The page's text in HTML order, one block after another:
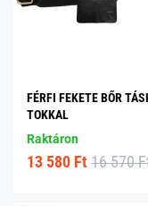
FÉRFI FEKETE BŐR
TOKKAL
Raktáron
13 580 Ft 16 570